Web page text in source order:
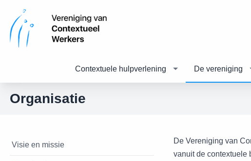
Contextuele hulpverlening De vereniging
Organisatie
Visie en missie
De Vereniging van
vanuit de contextuele